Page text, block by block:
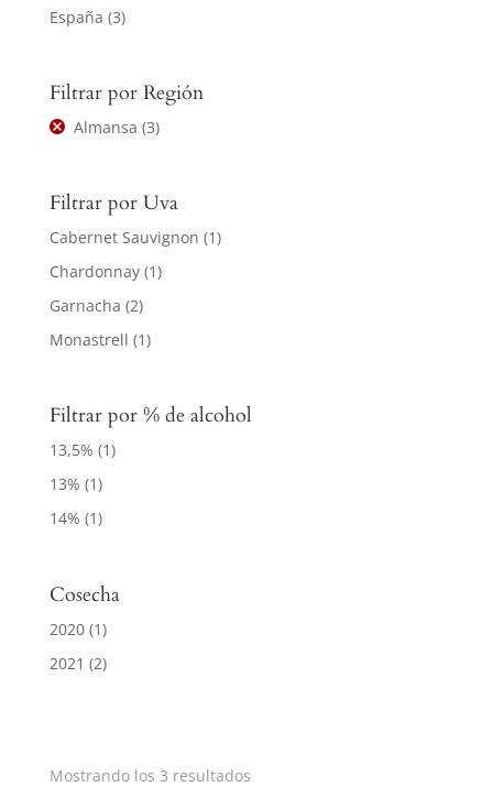
España (3)
Filtrar por Región
Almansa (3)
Filtrar por Uva
Cabernet Sauvignon (1)
Chardonnay (1)
Garnacha (2)
Monastrell (1)
Filtrar por % de alcohol
13,5% (1)
13% (1)
14% (1)
Cosecha
2020 (1)
2021 (2)
Mostrando los 3 resultados